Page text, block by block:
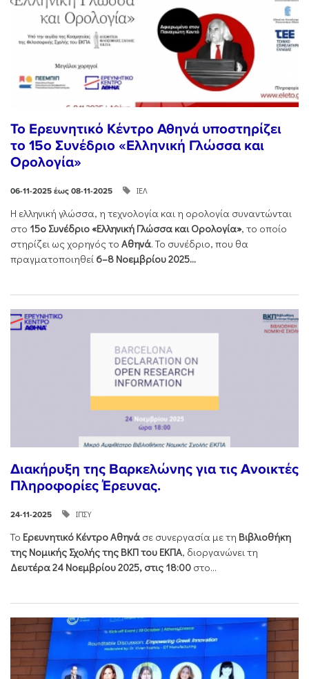
Το Ερευνητικό Κέντρο Αθηνά υποστηρίζει
το 15ο Συνέδριο «Ελληνική Γλώσσα και
Ορολογία»
06-11-2025 έως 08-11-2025 ΙΕΛ
Η ελληνική γλώσσα, η τεχνολογία και η ορολογία συναντώνται
στο 15ο Συνέδριο «Ελληνική Γλώσσα και Ορολογία», το οποίο
στηρίζει ως χορηγός το Αθηνά. Το συνέδριο, που θα
πραγματοποιηθεί 6–8 Νοεμβρίου 2025...
Διακήρυξη της Βαρκελώνης για τις Ανοικτές
Πληροφορίες Έρευνας.
24-11-2025 ΙΠΣΥ
Το Ερευνητικό Κέντρο Αθηνά σε συνεργασία με τη Βιβλιοθήκη
της Νομικής Σχολής της ΒΚΠ του ΕΚΠΑ, διοργανώνει τη
Δευτέρα 24 Νοεμβρίου 2025, στις 18:00 στο...